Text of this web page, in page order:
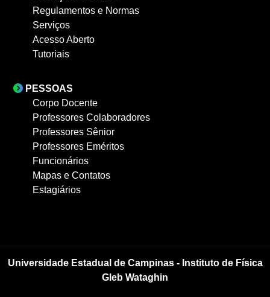
Regulamentos e Normas
Serviços
Acesso Aberto
Tutoriais
PESSOAS
Corpo Docente
Professores Colaboradores
Professores Sênior
Professores Eméritos
Funcionários
Mapas e Contatos
Estagiários
Universidade Estadual de Campinas - Instituto de Física
Gleb Wataghin